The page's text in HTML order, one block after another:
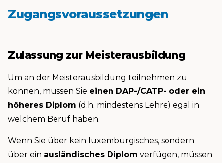
Zugangsvoraussetzungen
Zulassung zur Meisterausbildung
Um an der Meisterausbildung teilnehmen zu
können, müssen Sie einen DAP-/CATP- oder ein
höheres Diplom (d.h. mindestens Lehre) egal in
welchem Beruf haben.
Wenn Sie über kein luxemburgisches, sondern
über ein ausländisches Diplom verfügen, müssen